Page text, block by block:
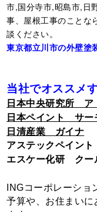
市,国分寺市,昭島市,日
事、屋根工事のことな
談ください。
東京都立川市の外壁塗
当社でオススメ
日本中央研究所 ア
日本ペイント サー
日清産業 ガイナ
アステックペイン
エスケー化研 クー
INGコーポレーショ
予算や、お住まいに